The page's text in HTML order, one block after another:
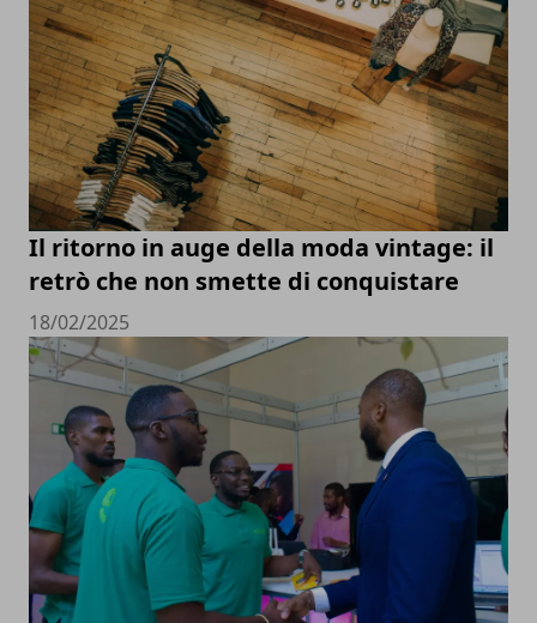
Il ritorno in auge della moda vintage: il
retrò che non smette di conquistare
18/02/2025